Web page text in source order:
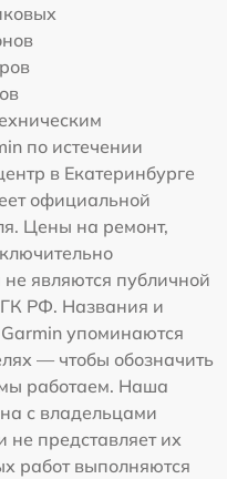
по истечении
в Екатеринбурге
официальной
Цены на ремонт,
являются публичной
ГК РФ. Названия и
упоминаются
— чтобы обозначить
работаем. Наша
с владельцами
не представляет их
работ выполняются